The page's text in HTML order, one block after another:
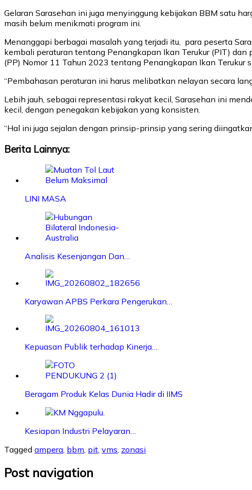
Gelaran Sarasehan ini juga menyinggung kebijakan BBM satu
masih belum menikmati program ini.
Menanggapi berbagai masalah yang terjadi itu, para peserta
kembali peraturan tentang Penangkapan Ikan Terukur (PIT) dan
(PP) Nomor 11 Tahun 2023 tentang Penangkapan Ikan
“Pembahasan peraturan ini harus melibatkan nelayan secara
Lebih jauh, sebagai representasi rakyat kecil, Sarasehan ini
kecil, dengan penegakan kebijakan yang konsisten.
“Hal ini juga sejalan dengan prinsip-prinsip yang sering
Berita Lainnya:
LINI MASA
Analisis Kesenjangan Dan…
Karyawan APBS Perkara Pengerukan…
Kepuasan Publik terhadap Kinerja…
Beragam Produk Kelas Dunia Hadir di IIMS
Kesiapan Industri Pelayaran…
Tagged ampera, bbm, pit, vms, zonasi
Post navigation